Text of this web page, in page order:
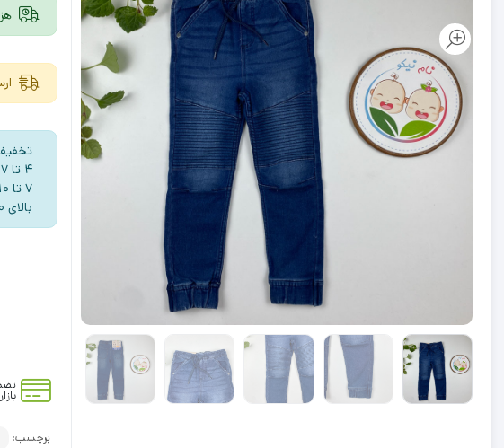
۴ تا ۷ میلیون » ۵ درصد تخفیف
۷ تا ۱۰ میلیون » ۷ درصد تخفیف
بالای ۱۰ میلیون » ۱۰ درصد تخفیف
بازار
برچسب: